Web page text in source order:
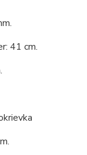
41 cm.